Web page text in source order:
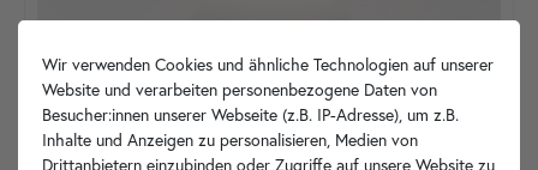
Wir verwenden Cookies und ähnliche Technologien auf unserer
Website und verarbeiten personenbezogene Daten von
Besucher:innen unserer Webseite (z.B. IP-Adresse), um z.B.
Inhalte und Anzeigen zu personalisieren, Medien von
Drittanbietern einzubinden oder Zugriffe auf unsere Website zu